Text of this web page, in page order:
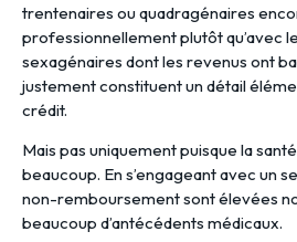
trentenaires ou quadragénaires
professionnellement plutôt qu’avec
sexagénaires dont les revenus ont
justement constituent un détail
crédit.
Mais pas uniquement puisque la
beaucoup. En s’engageant avec un
non-remboursement sont élevées
beaucoup d’antécédents médicaux.